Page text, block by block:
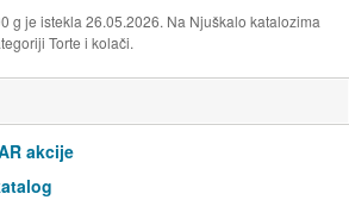
g je istekla 26.05.2026. Na Njuškalo katalozima
Torte i kolači.
akcije